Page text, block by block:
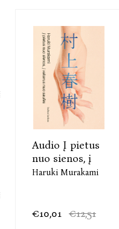
Audio Į pietus
nuo sienos, į
Haruki Murakami
€10,01 €12,51